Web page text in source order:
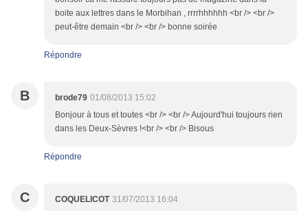
boite aux lettres dans le Morbihan , rrrrhhhhhh <br /> <br />
peut-être demain <br /> <br /> bonne soirée
Répondre
B brode79 01/08/2013 15:02
Bonjour à tous et toutes <br /> <br /> Aujourd'hui toujours rien
dans les Deux-Sèvres !<br /> <br /> Bisous
Répondre
C COQUELICOT 31/07/2013 16:04